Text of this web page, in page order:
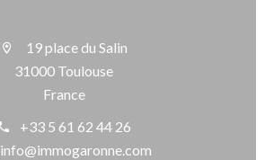
19 place du Salin
31000 Toulouse
France
+33 5 61 62 44 26
info@immogaronne.com